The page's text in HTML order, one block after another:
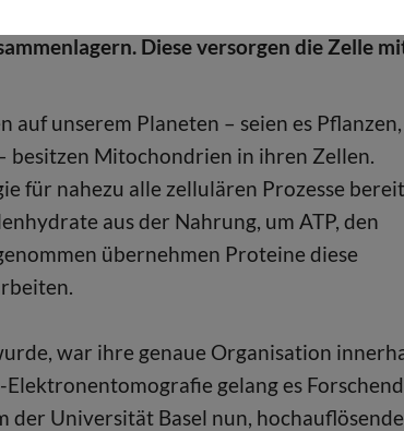
Diese versorgen die Zelle
auf unserem Planeten – seien es Pflanzen,
besitzen Mitochondrien in ihren Zellen.
für nahezu alle zellulären Prozesse
aus der Nahrung, um ATP, den
übernehmen Proteine diese
war ihre genaue Organisation
gelang es
der Universität Basel nun, hochauflösende